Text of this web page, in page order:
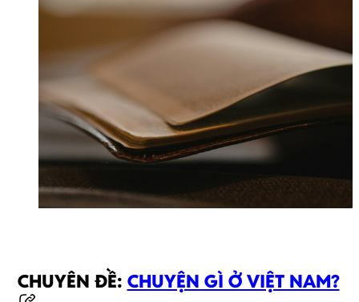
CHUYÊN ĐỀ: CHUYỆN GÌ Ở VIỆT NAM?